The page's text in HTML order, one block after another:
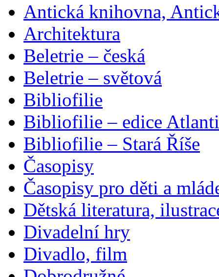
Antická knihovna,
Architektura
Beletrie – česká
Beletrie – světová
Bibliofilie
Bibliofilie – edice
Bibliofilie – Stará Říše
Časopisy
Časopisy pro děti a
Dětská literatura,
Divadelní hry
Divadlo, film